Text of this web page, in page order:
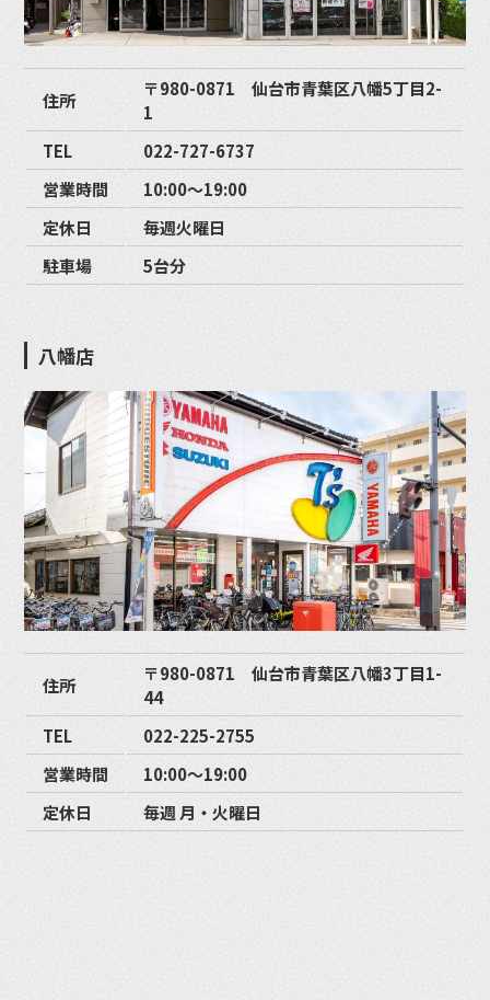
住所
〒980-0871 仙台市青葉区八幡5丁目2-
1
TEL
022-727-6737
営業時間
10:00〜19:00
定休日
毎週火曜日
駐車場
5台分
八幡店
住所
〒980-0871 仙台市青葉区八幡3丁目1-
44
TEL
022-225-2755
営業時間
10:00〜19:00
定休日
毎週 月・火曜日